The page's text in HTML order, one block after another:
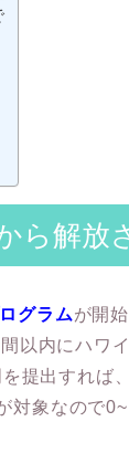
ら解放
グラムが開
以内にハワ
提出すれば
対象なので